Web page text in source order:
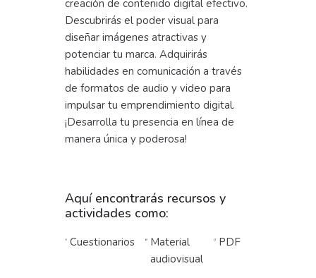
creación de contenido digital efectivo.
Descubrirás el poder visual para
diseñar imágenes atractivas y
potenciar tu marca. Adquirirás
habilidades en comunicación a través
de formatos de audio y video para
impulsar tu emprendimiento digital.
¡Desarrolla tu presencia en línea de
manera única y poderosa!
Aquí encontrarás recursos y
actividades como:
Cuestionarios
Material
audiovisual
PDF